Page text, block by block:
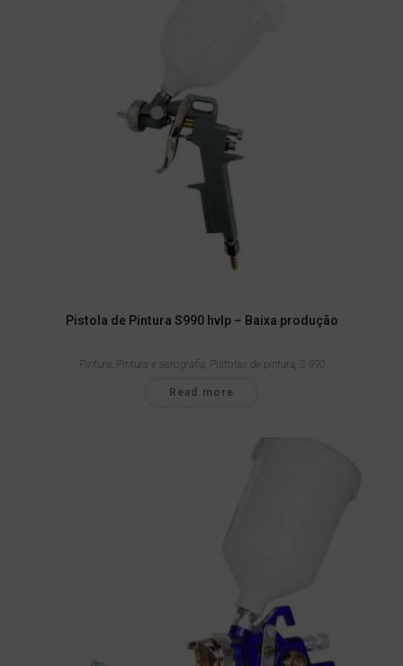
Pistola de Pintura S990 hvlp – Baixa produção
Pintura, Pintura e aerografia, Pistolas de pintura, S 990
Read more